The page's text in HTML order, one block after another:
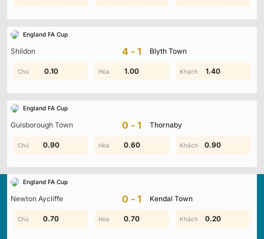
England FA Cup
Shildon 4-1 Blyth Town
1.10 0.90 0.90
0.10 1.00 1.40
England FA Cup
Guisborough Town 0-1 Thornaby
1.70 1.30 0.10
0.90 0.60 0.90
England FA Cup
Newton Aycliffe 0-1 Kendal Town
0.20 0.10 1.40
0.70 0.70 0.20